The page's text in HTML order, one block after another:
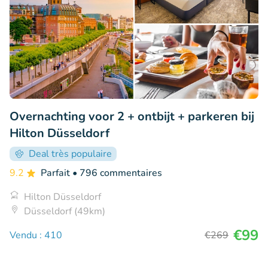
Overnachting voor 2 + ontbijt + parkeren bij
Hilton Düsseldorf
Deal très populaire
9.2
Parfait • 796 commentaires
Hilton Düsseldorf
Düsseldorf (49km)
Vendu : 410
€269 €99